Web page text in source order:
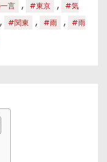
言 , #東京 ,
#気
, #関東 , #雨 ,
#雨